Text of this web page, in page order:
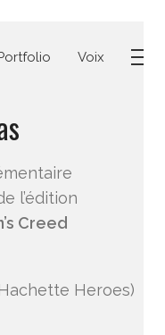
Voix
l’édition
Creed
Heroes)